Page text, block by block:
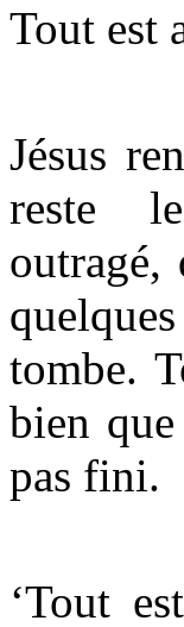
Tout est
Jésus
reste le
tombe.
bien
pas fini.
‘Tout